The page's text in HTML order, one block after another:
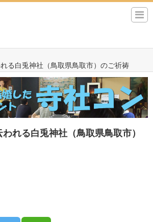
る白兎神社（鳥取県鳥取市）のご祈祷
れる白兎神社（鳥取県鳥取市）